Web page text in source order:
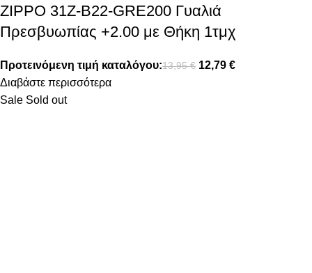
ZIPPO 31Z-B22-GRE200 Γυαλιά
Πρεσβυωπίας +2.00 με Θήκη 1τμχ
Προτεινόμενη τιμή καταλόγου:13,95€ 12,79 €
Διαβάστε περισσότερα
Sale Sold out